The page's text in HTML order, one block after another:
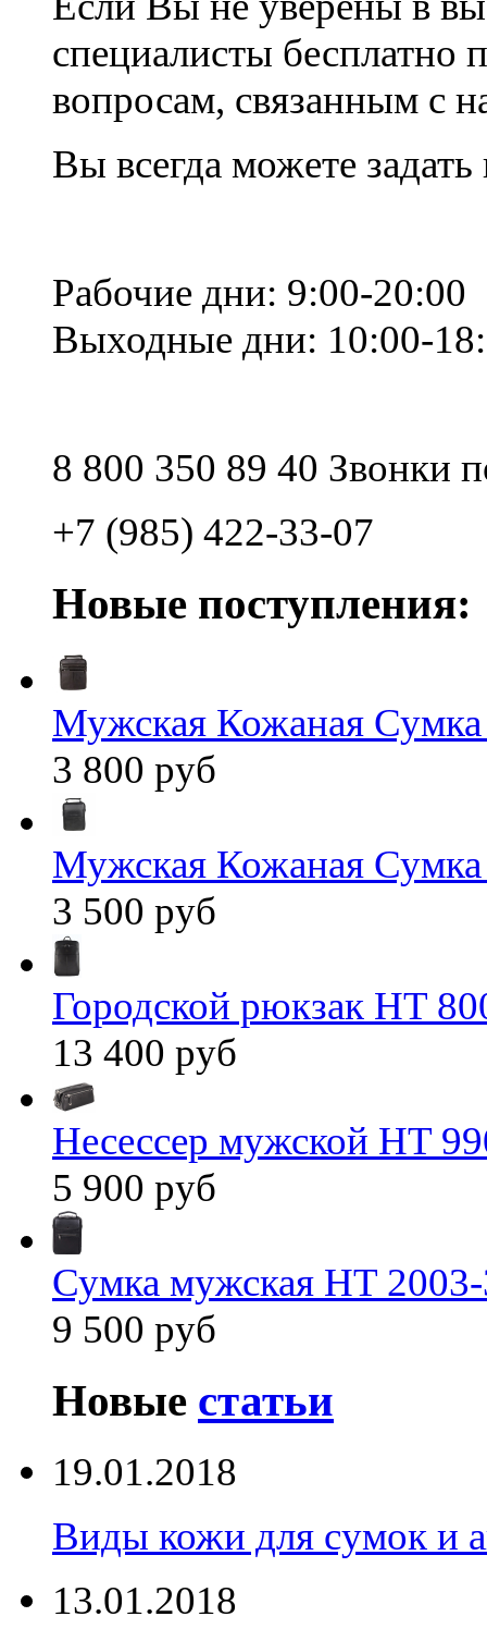
специалисты
вопросам, связанным с
Вы всегда можете
Рабочие дни: 9:00-20:00
Выходные дни: 10:00-
8 800 350 89 40 Звонки
+7 (985) 422-33-07
Новые поступления:
Мужская Кожаная
3 800 руб
Мужская Кожаная
3 500 руб
Городской рюкзак HT
13 400 руб
Несессер мужской HT
5 900 руб
Сумка мужская HT
9 500 руб
Новые статьи
19.01.2018
Виды кожи для сумок и
13.01.2018